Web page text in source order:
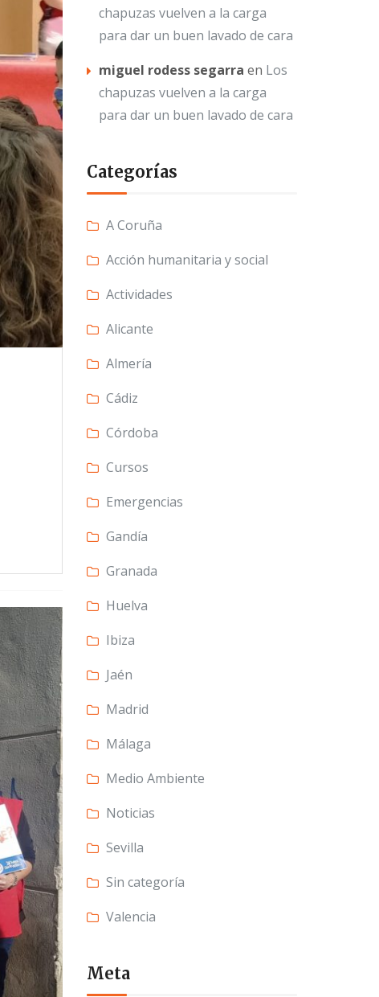
chapuzas vuelven a la carga
para dar un buen lavado de cara
miguel rodess segarra en Los
chapuzas vuelven a la carga
para dar un buen lavado de cara
Categorías
A Coruña
Acción humanitaria y social
Actividades
Alicante
Almería
Cádiz
Córdoba
Cursos
Emergencias
Gandía
Granada
Huelva
Ibiza
Jaén
Madrid
Málaga
Medio Ambiente
Noticias
Sevilla
Sin categoría
Valencia
Meta